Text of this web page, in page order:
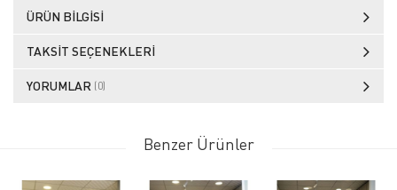
ÜRÜN BILGISI
TAKSIT SEÇENEKLERI
YORUMLAR (0)
Benzer Ürünler